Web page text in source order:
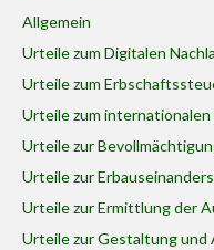
Allgemein
Urteile zum Digitalen
Urteile zum
Urteile zum
Urteile zur
Urteile zur
Urteile zur Ermittlung der
Urteile zur Gestaltung und